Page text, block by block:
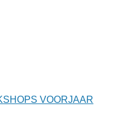
VOORJAAR